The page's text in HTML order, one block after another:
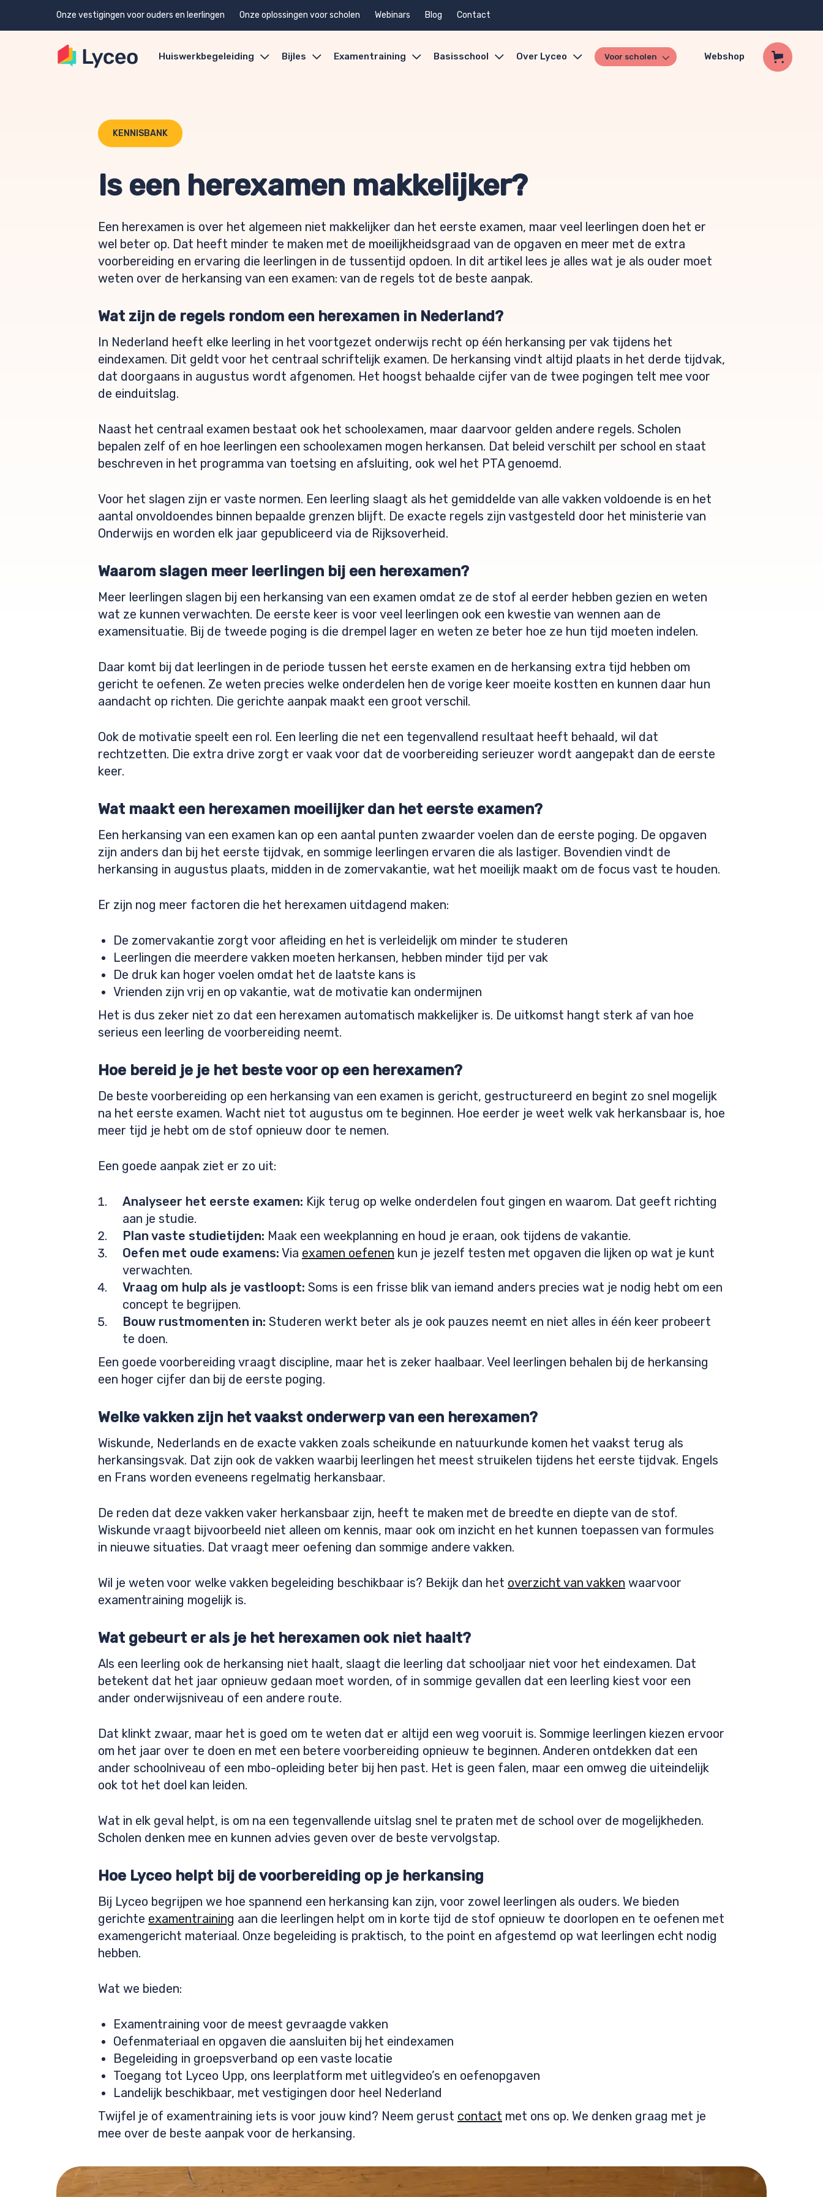
Onze vestigingen voor ouders en leerlingen Onze oplossingen voor scholen Webinars Blog Contact
Huiswerkbegeleiding Bijles Examentraining Basisschool Over Lyceo Voor scholen Webshop
KENNISBANK
Is een herexamen makkelijker?
Een herexamen is over het algemeen niet makkelijker dan het eerste examen, maar veel leerlingen doen het er
wel beter op. Dat heeft minder te maken met de moeilijkheidsgraad van de opgaven en meer met de extra
voorbereiding en ervaring die leerlingen in de tussentijd opdoen. In dit artikel lees je alles wat je als ouder moet
weten over de herkansing van een examen: van de regels tot de beste aanpak.
Wat zijn de regels rondom een herexamen in Nederland?
In Nederland heeft elke leerling in het voortgezet onderwijs recht op één herkansing per vak tijdens het
eindexamen. Dit geldt voor het centraal schriftelijk examen. De herkansing vindt altijd plaats in het derde tijdvak,
dat doorgaans in augustus wordt afgenomen. Het hoogst behaalde cijfer van de twee pogingen telt mee voor
de einduitslag.
Naast het centraal examen bestaat ook het schoolexamen, maar daarvoor gelden andere regels. Scholen
bepalen zelf of en hoe leerlingen een schoolexamen mogen herkansen. Dat beleid verschilt per school en staat
beschreven in het programma van toetsing en afsluiting, ook wel het PTA genoemd.
Voor het slagen zijn er vaste normen. Een leerling slaagt als het gemiddelde van alle vakken voldoende is en het
aantal onvoldoendes binnen bepaalde grenzen blijft. De exacte regels zijn vastgesteld door het ministerie van
Onderwijs en worden elk jaar gepubliceerd via de Rijksoverheid.
Waarom slagen meer leerlingen bij een herexamen?
Meer leerlingen slagen bij een herkansing van een examen omdat ze de stof al eerder hebben gezien en weten
wat ze kunnen verwachten. De eerste keer is voor veel leerlingen ook een kwestie van wennen aan de
examensituatie. Bij de tweede poging is die drempel lager en weten ze beter hoe ze hun tijd moeten indelen.
Daar komt bij dat leerlingen in de periode tussen het eerste examen en de herkansing extra tijd hebben om
gericht te oefenen. Ze weten precies welke onderdelen hen de vorige keer moeite kostten en kunnen daar hun
aandacht op richten. Die gerichte aanpak maakt een groot verschil.
Ook de motivatie speelt een rol. Een leerling die net een tegenvallend resultaat heeft behaald, wil dat
rechtzetten. Die extra drive zorgt er vaak voor dat de voorbereiding serieuzer wordt aangepakt dan de eerste
keer.
Wat maakt een herexamen moeilijker dan het eerste examen?
Een herkansing van een examen kan op een aantal punten zwaarder voelen dan de eerste poging. De opgaven
zijn anders dan bij het eerste tijdvak, en sommige leerlingen ervaren die als lastiger. Bovendien vindt de
herkansing in augustus plaats, midden in de zomervakantie, wat het moeilijk maakt om de focus vast te houden.
Er zijn nog meer factoren die het herexamen uitdagend maken:
De zomervakantie zorgt voor afleiding en het is verleidelijk om minder te studeren
Leerlingen die meerdere vakken moeten herkansen, hebben minder tijd per vak
De druk kan hoger voelen omdat het de laatste kans is
Vrienden zijn vrij en op vakantie, wat de motivatie kan ondermijnen
Het is dus zeker niet zo dat een herexamen automatisch makkelijker is. De uitkomst hangt sterk af van hoe
serieus een leerling de voorbereiding neemt.
Hoe bereid je je het beste voor op een herexamen?
De beste voorbereiding op een herkansing van een examen is gericht, gestructureerd en begint zo snel mogelijk
na het eerste examen. Wacht niet tot augustus om te beginnen. Hoe eerder je weet welk vak herkansbaar is, hoe
meer tijd je hebt om de stof opnieuw door te nemen.
Een goede aanpak ziet er zo uit:
Analyseer het eerste examen: Kijk terug op welke onderdelen fout gingen en waarom. Dat geeft richting
aan je studie.
Plan vaste studietijden: Maak een weekplanning en houd je eraan, ook tijdens de vakantie.
Oefen met oude examens: Via examen oefenen kun je jezelf testen met opgaven die lijken op wat je kunt
verwachten.
Vraag om hulp als je vastloopt: Soms is een frisse blik van iemand anders precies wat je nodig hebt om een
concept te begrijpen.
Bouw rustmomenten in: Studeren werkt beter als je ook pauzes neemt en niet alles in één keer probeert
te doen.
Een goede voorbereiding vraagt discipline, maar het is zeker haalbaar. Veel leerlingen behalen bij de herkansing
een hoger cijfer dan bij de eerste poging.
Welke vakken zijn het vaakst onderwerp van een herexamen?
Wiskunde, Nederlands en de exacte vakken zoals scheikunde en natuurkunde komen het vaakst terug als
herkansingsvak. Dat zijn ook de vakken waarbij leerlingen het meest struikelen tijdens het eerste tijdvak. Engels
en Frans worden eveneens regelmatig herkansbaar.
De reden dat deze vakken vaker herkansbaar zijn, heeft te maken met de breedte en diepte van de stof.
Wiskunde vraagt bijvoorbeeld niet alleen om kennis, maar ook om inzicht en het kunnen toepassen van formules
in nieuwe situaties. Dat vraagt meer oefening dan sommige andere vakken.
Wil je weten voor welke vakken begeleiding beschikbaar is? Bekijk dan het overzicht van vakken waarvoor
examentraining mogelijk is.
Wat gebeurt er als je het herexamen ook niet haalt?
Als een leerling ook de herkansing niet haalt, slaagt die leerling dat schooljaar niet voor het eindexamen. Dat
betekent dat het jaar opnieuw gedaan moet worden, of in sommige gevallen dat een leerling kiest voor een
ander onderwijsniveau of een andere route.
Dat klinkt zwaar, maar het is goed om te weten dat er altijd een weg vooruit is. Sommige leerlingen kiezen ervoor
om het jaar over te doen en met een betere voorbereiding opnieuw te beginnen. Anderen ontdekken dat een
ander schoolniveau of een mbo-opleiding beter bij hen past. Het is geen falen, maar een omweg die uiteindelijk
ook tot het doel kan leiden.
Wat in elk geval helpt, is om na een tegenvallende uitslag snel te praten met de school over de mogelijkheden.
Scholen denken mee en kunnen advies geven over de beste vervolgstap.
Hoe Lyceo helpt bij de voorbereiding op je herkansing
Bij Lyceo begrijpen we hoe spannend een herkansing kan zijn, voor zowel leerlingen als ouders. We bieden
gerichte examentraining aan die leerlingen helpt om in korte tijd de stof opnieuw te doorlopen en te oefenen met
examengericht materiaal. Onze begeleiding is praktisch, to the point en afgestemd op wat leerlingen echt nodig
hebben.
Wat we bieden:
Examentraining voor de meest gevraagde vakken
Oefenmateriaal en opgaven die aansluiten bij het eindexamen
Begeleiding in groepsverband op een vaste locatie
Toegang tot Lyceo Upp, ons leerplatform met uitlegvideo’s en oefenopgaven
Landelijk beschikbaar, met vestigingen door heel Nederland
Twijfel je of examentraining iets is voor jouw kind? Neem gerust contact met ons op. We denken graag met je
mee over de beste aanpak voor de herkansing.